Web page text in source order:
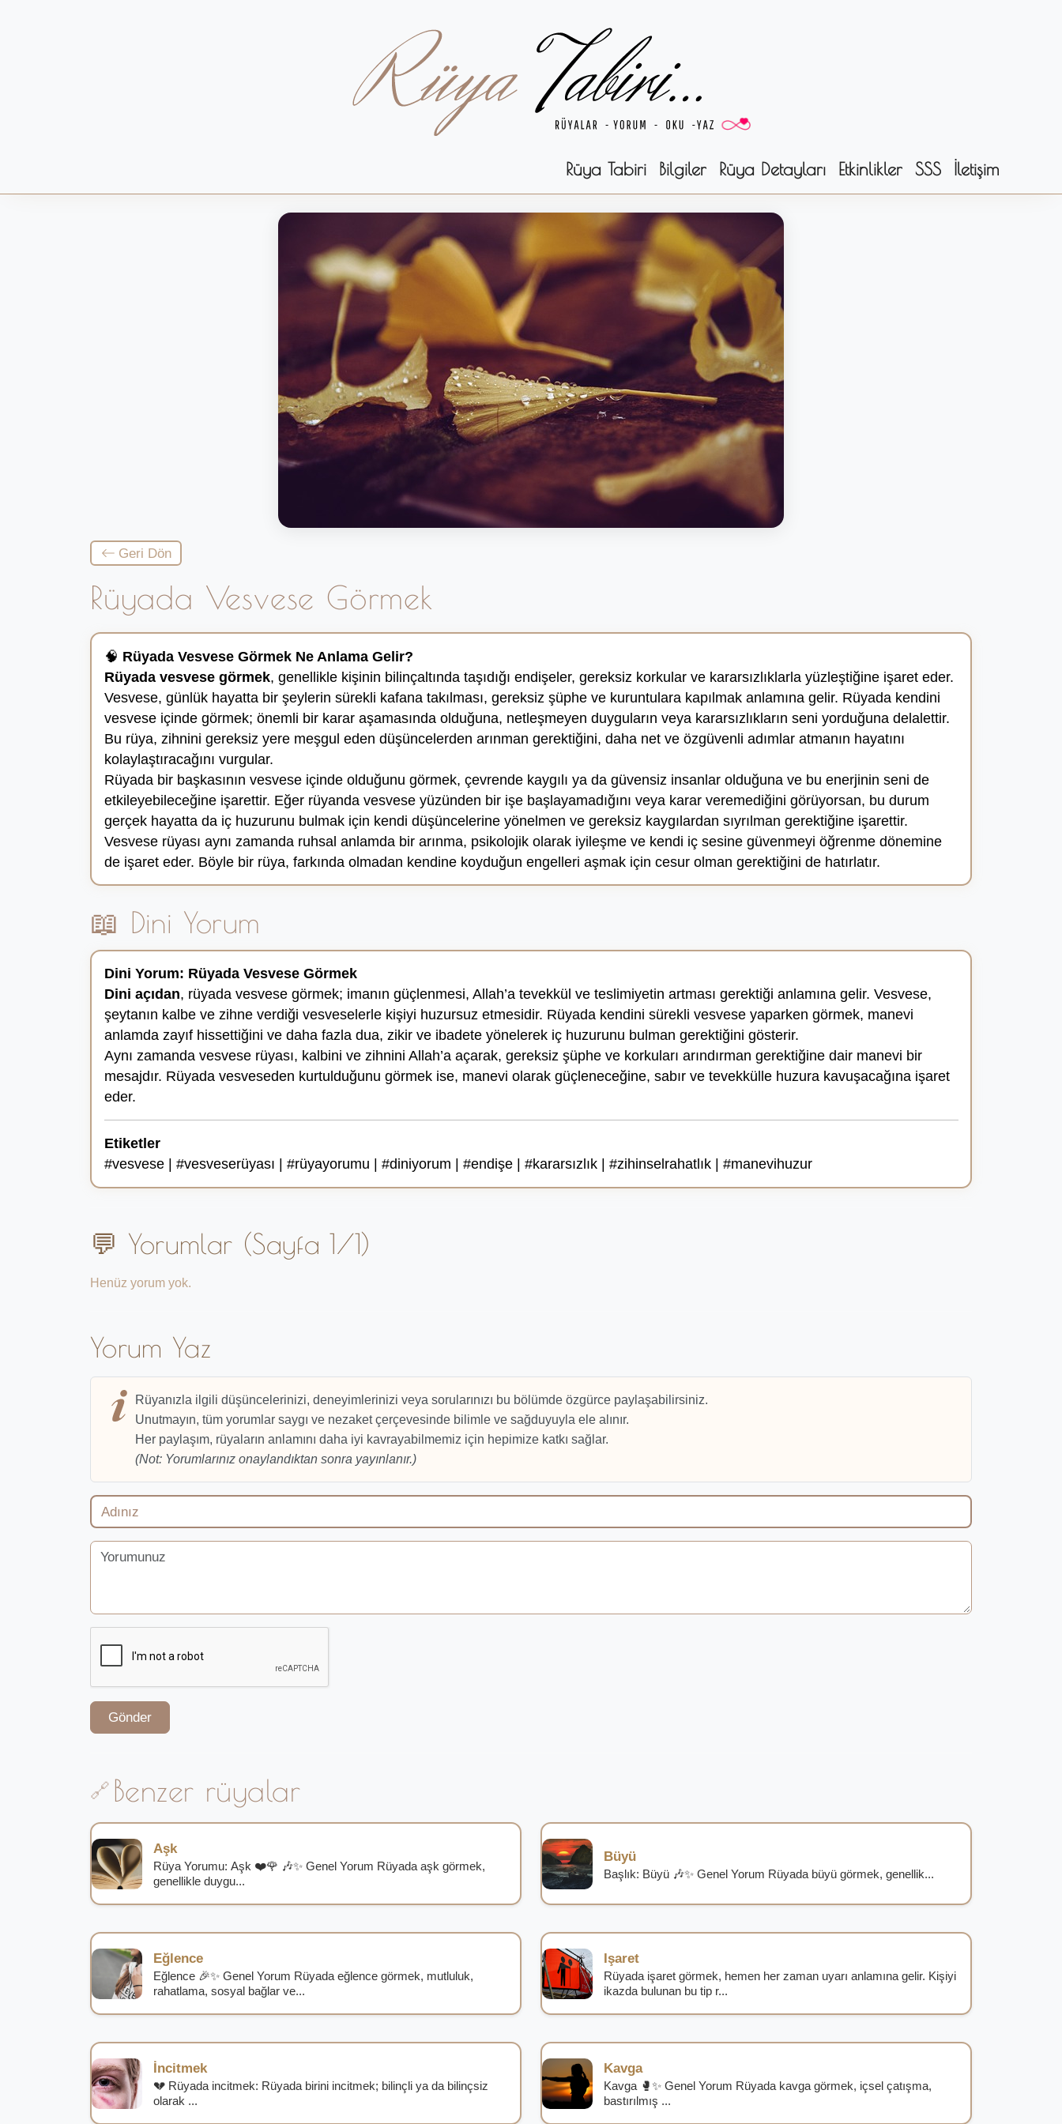
Rüya Tabiri Bilgiler Rüya Detayları Etkinlikler SSS İletişim
Geri Dön
Rüyada Vesvese Görmek
🧠 Rüyada Vesvese Görmek Ne Anlama Gelir?
Rüyada vesvese görmek, genellikle kişinin bilinçaltında taşıdığı endişeler, gereksiz korkular ve kararsızlıklarla yüzleştiğine işaret eder.
Vesvese, günlük hayatta bir şeylerin sürekli kafana takılması, gereksiz şüphe ve kuruntulara kapılmak anlamına gelir. Rüyada kendini
vesvese içinde görmek; önemli bir karar aşamasında olduğuna, netleşmeyen duyguların veya kararsızlıkların seni yorduğuna delalettir.
Bu rüya, zihnini gereksiz yere meşgul eden düşüncelerden arınman gerektiğini, daha net ve özgüvenli adımlar atmanın hayatını
kolaylaştıracağını vurgular.
Rüyada bir başkasının vesvese içinde olduğunu görmek, çevrende kaygılı ya da güvensiz insanlar olduğuna ve bu enerjinin seni de
etkileyebileceğine işarettir. Eğer rüyanda vesvese yüzünden bir işe başlayamadığını veya karar veremediğini görüyorsan, bu durum
gerçek hayatta da iç huzurunu bulmak için kendi düşüncelerine yönelmen ve gereksiz kaygılardan sıyrılman gerektiğine işarettir.
Vesvese rüyası aynı zamanda ruhsal anlamda bir arınma, psikolojik olarak iyileşme ve kendi iç sesine güvenmeyi öğrenme dönemine
de işaret eder. Böyle bir rüya, farkında olmadan kendine koyduğun engelleri aşmak için cesur olman gerektiğini de hatırlatır.
📖 Dini Yorum
Dini Yorum: Rüyada Vesvese Görmek
Dini açıdan, rüyada vesvese görmek; imanın güçlenmesi, Allah’a tevekkül ve teslimiyetin artması gerektiği anlamına gelir. Vesvese,
şeytanın kalbe ve zihne verdiği vesveselerle kişiyi huzursuz etmesidir. Rüyada kendini sürekli vesvese yaparken görmek, manevi
anlamda zayıf hissettiğini ve daha fazla dua, zikir ve ibadete yönelerek iç huzurunu bulman gerektiğini gösterir.
Aynı zamanda vesvese rüyası, kalbini ve zihnini Allah’a açarak, gereksiz şüphe ve korkuları arındırman gerektiğine dair manevi bir
mesajdır. Rüyada vesveseden kurtulduğunu görmek ise, manevi olarak güçleneceğine, sabır ve tevekkülle huzura kavuşacağına işaret
eder.
Etiketler
#vesvese | #vesveserüyası | #rüyayorumu | #diniyorum | #endişe | #kararsızlık | #zihinselrahatlık | #manevihuzur
💬 Yorumlar (Sayfa 1/1)
Henüz yorum yok.
Yorum Yaz
Rüyanızla ilgili düşüncelerinizi, deneyimlerinizi veya sorularınızı bu bölümde özgürce paylaşabilirsiniz.
Unutmayın, tüm yorumlar saygı ve nezaket çerçevesinde bilimle ve sağduyuyla ele alınır.
Her paylaşım, rüyaların anlamını daha iyi kavrayabilmemiz için hepimize katkı sağlar.
(Not: Yorumlarınız onaylandıktan sonra yayınlanır.)
Gönder
Benzer rüyalar
Aşk
Rüya Yorumu: Aşk ❤️🌹 🎶✨ Genel Yorum Rüyada aşk görmek,
genellikle duygu...
Büyü
Başlık: Büyü 🎶✨ Genel Yorum Rüyada büyü görmek, genellik...
Eğlence
Eğlence 🎉✨ Genel Yorum Rüyada eğlence görmek, mutluluk,
rahatlama, sosyal bağlar ve...
Işaret
Rüyada işaret görmek, hemen her zaman uyarı anlamına gelir. Kişiyi
ikazda bulunan bu tip r...
İncitmek
💔 Rüyada incitmek: Rüyada birini incitmek; bilinçli ya da bilinçsiz
olarak ...
Kavga
Kavga 🥊✨ Genel Yorum Rüyada kavga görmek, içsel çatışma,
bastırılmış ...